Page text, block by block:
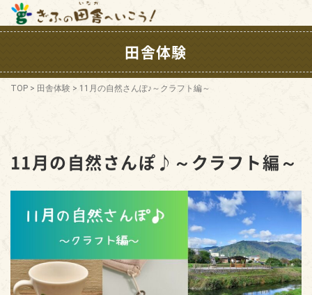
田舎体験
TOP > 田舎体験 > 11月の自然さんぽ♪～クラフト編～
11月の自然さんぽ♪～クラフト編～